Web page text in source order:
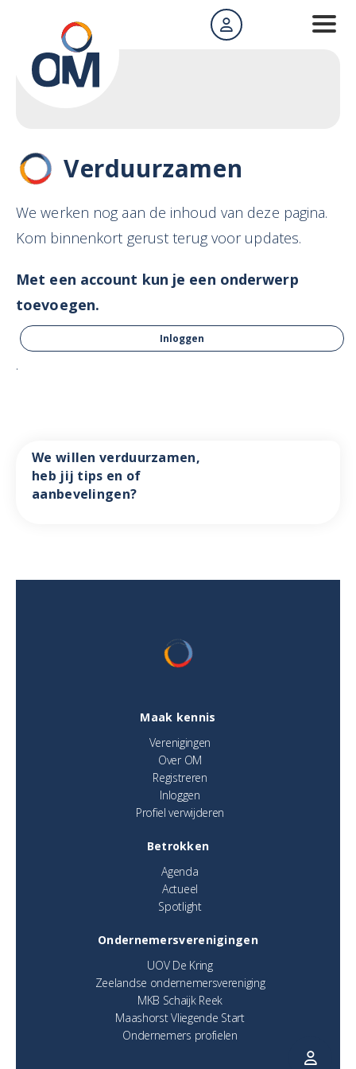
Verduurzamen
We werken nog aan de inhoud van deze pagina.
Kom binnenkort gerust terug voor updates.
Met een account kun je een onderwerp
toevoegen.
Inloggen
.
We willen verduurzamen,
heb jij tips en of
aanbevelingen?
Maak kennis
Verenigingen
Over OM
Registreren
Inloggen
Profiel verwijderen
Betrokken
Agenda
Actueel
Spotlight
Ondernemersverenigingen
UOV De Kring
Zeelandse ondernemersvereniging
MKB Schaijk Reek
Maashorst Vliegende Start
Ondernemers profielen